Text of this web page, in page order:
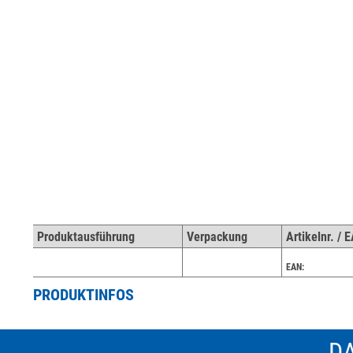
Produktausführung Verpackung Artikelnr. /
EAN:
PRODUKTINFOS